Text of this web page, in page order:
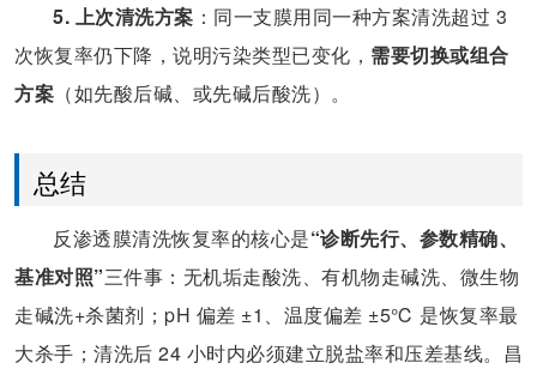
5. 上次清洗方案 ：同一支膜用同一种方案清洗超过 3
次恢复率仍下降，说明污染类型已变化， 需要切换或组合
方案 （如先酸后碱、或先碱后酸洗）。
总结
反渗透膜清洗恢复率的核心是“诊断先行、参数精确、
基准对照”三件事：无机垢走酸洗、有机物走碱洗、微生物
走碱洗+杀菌剂；pH 偏差 ±1、温度偏差 ±5℃ 是恢复率最
大杀手；清洗后 24 小时内必须建立脱盐率和压差基线。昌